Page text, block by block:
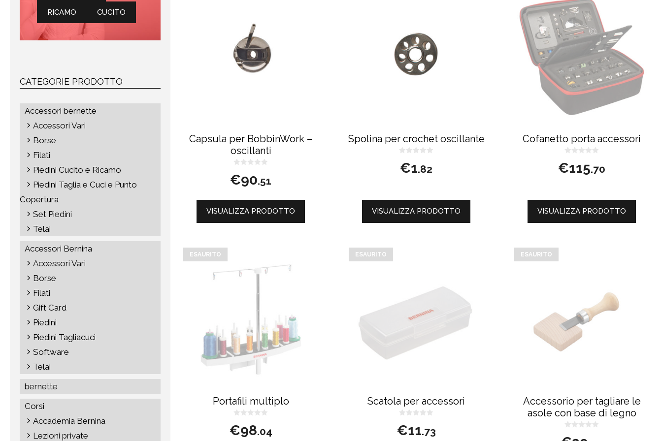
Capsula per BobbinWork –
oscillanti
s
u
€90.51
VISUALIZZA PRODOTTO
Spolina per crochet oscillante
s
u
€1.82
VISUALIZZA PRODOTTO
Cofanetto porta accessori
s
u
€115.70
VISUALIZZA PRODOTTO
ESAURITO
Portafili multiplo
s
u
€98.04
ESAURITO
Scatola per accessori
s
u
€11.73
ESAURITO
Accessorio per tagliare le
asole con base di legno
s
RICAMO CUCITO
CATEGORIE PRODOTTO
Accessori bernette
Accessori Vari
Borse
Filati
Piedini Cucito e Ricamo
Piedini Taglia e Cuci e Punto
Copertura
Set Piedini
Telai
Accessori Bernina
Accessori Vari
Borse
Filati
Gift Card
Piedini
Piedini Tagliacuci
Software
Telai
bernette
Corsi
Accademia Bernina
Lezioni private